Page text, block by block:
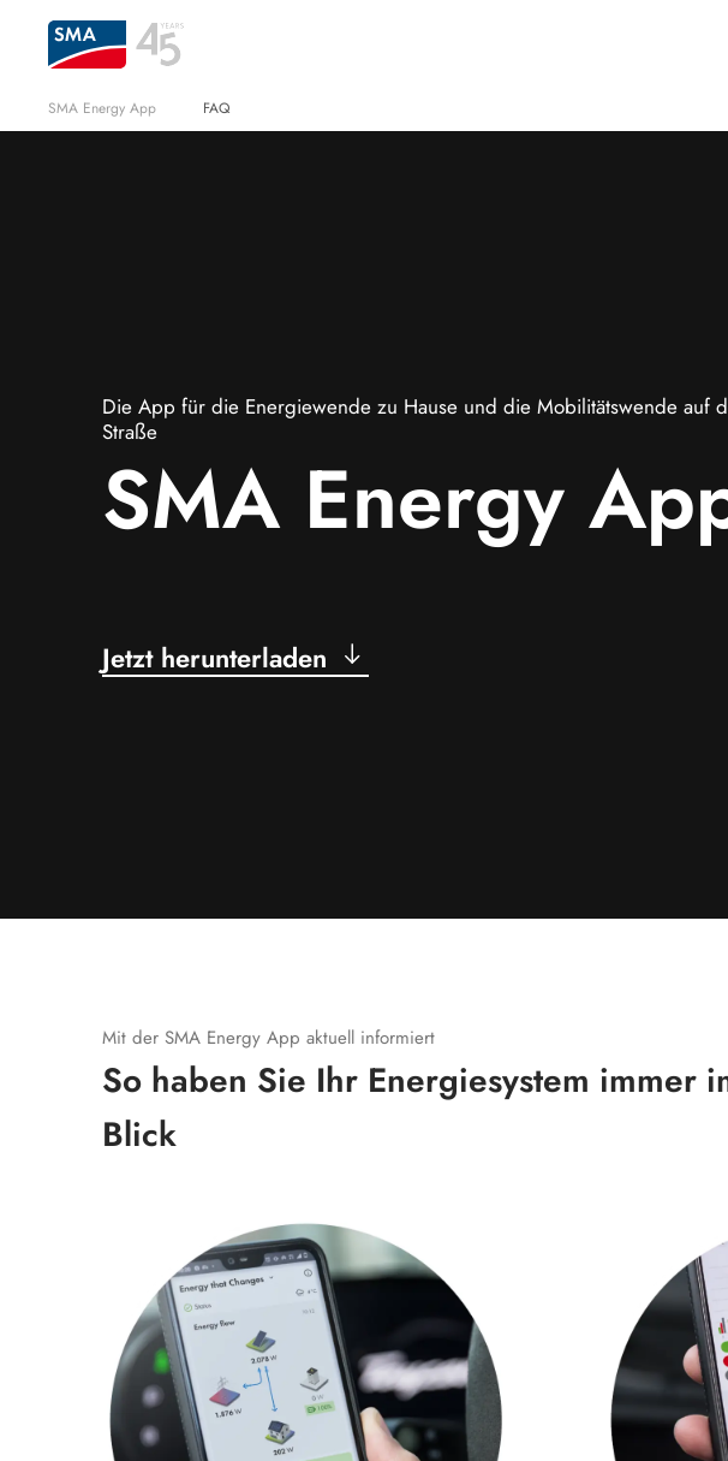
SMA Energy App ⠀FAQ
Die App für die Energiewende zu Hause und die Mobilitätswende auf
Straße
SMA Energy
Jetzt herunterladen
Mit der SMA Energy App aktuell informiert
So haben Sie Ihr Energiesystem immer
Blick